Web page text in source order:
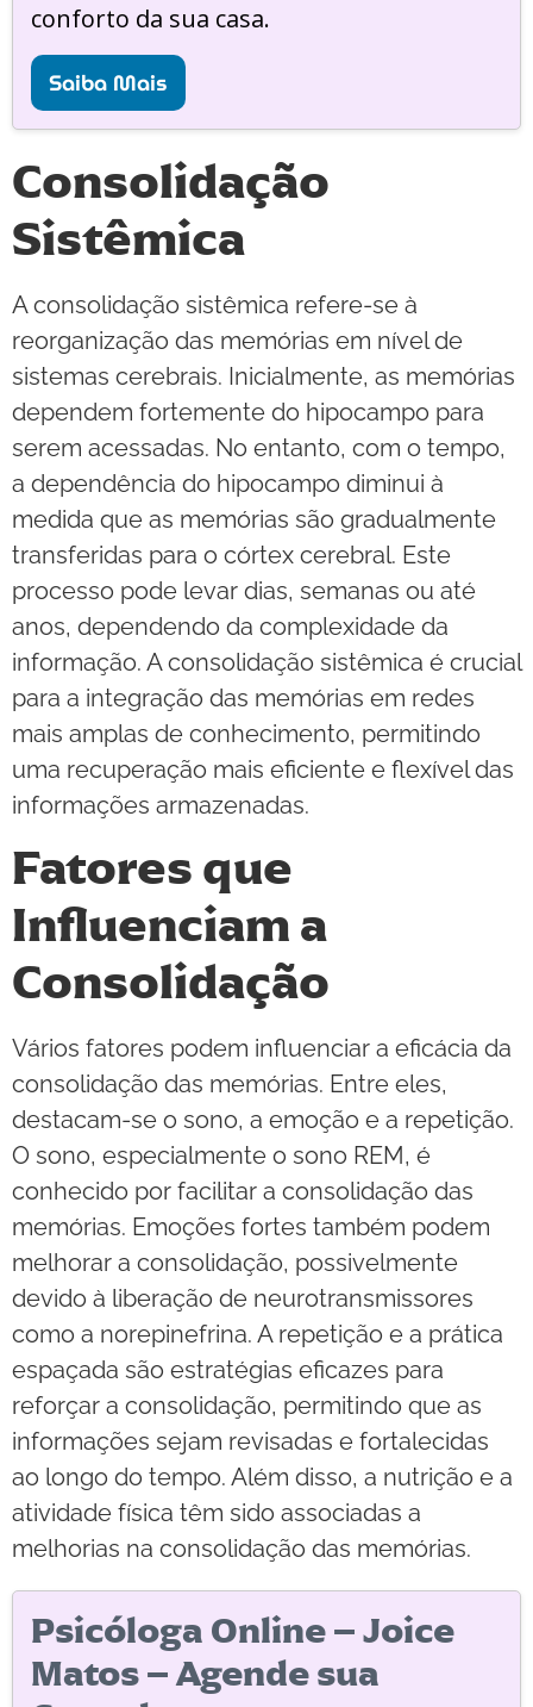
conforto da sua casa.
Saiba Mais
Consolidação
Sistêmica
A consolidação sistêmica refere-se à
reorganização das memórias em nível de
sistemas cerebrais. Inicialmente, as memórias
dependem fortemente do hipocampo para
serem acessadas. No entanto, com o tempo,
a dependência do hipocampo diminui à
medida que as memórias são gradualmente
transferidas para o córtex cerebral. Este
processo pode levar dias, semanas ou até
anos, dependendo da complexidade da
informação. A consolidação sistêmica é crucial
para a integração das memórias em redes
mais amplas de conhecimento, permitindo
uma recuperação mais eficiente e flexível das
informações armazenadas.
Fatores que
Influenciam a
Consolidação
Vários fatores podem influenciar a eficácia da
consolidação das memórias. Entre eles,
destacam-se o sono, a emoção e a repetição.
O sono, especialmente o sono REM, é
conhecido por facilitar a consolidação das
memórias. Emoções fortes também podem
melhorar a consolidação, possivelmente
devido à liberação de neurotransmissores
como a norepinefrina. A repetição e a prática
espaçada são estratégias eficazes para
reforçar a consolidação, permitindo que as
informações sejam revisadas e fortalecidas
ao longo do tempo. Além disso, a nutrição e a
atividade física têm sido associadas a
melhorias na consolidação das memórias.
Psicóloga Online – Joice
Matos – Agende sua